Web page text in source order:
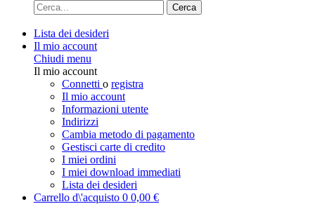
Cerca
Lista dei desideri
Il mio account
Chiudi menu
Il mio account
Connetti o registra
Il mio account
Informazioni utente
Indirizzi
Cambia metodo di pagamento
Gestisci carte di credito
I miei ordini
I miei download immediati
Lista dei desideri
Carrello d\'acquisto 0 0,00 €